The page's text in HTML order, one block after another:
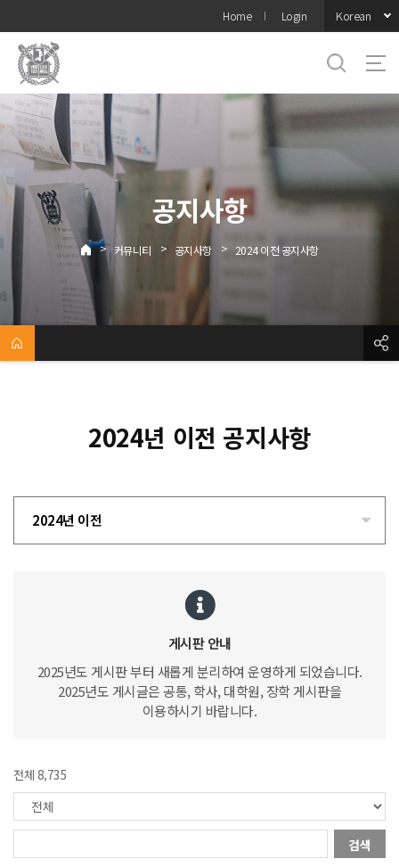
메뉴
Home Login Korean
공지사항
> 커뮤니티 > 공지사항 > 2024 이전 공지사항
2024년 이전 공지사항
2024년 이전
게시판 안내
2025년도 게시판 부터 새롭게 분리하여 운영하게 되었습니다.
2025년도 게시글은 공통, 학사, 대학원, 장학 게시판을
이용하시기 바랍니다.
전체 8,735
검색